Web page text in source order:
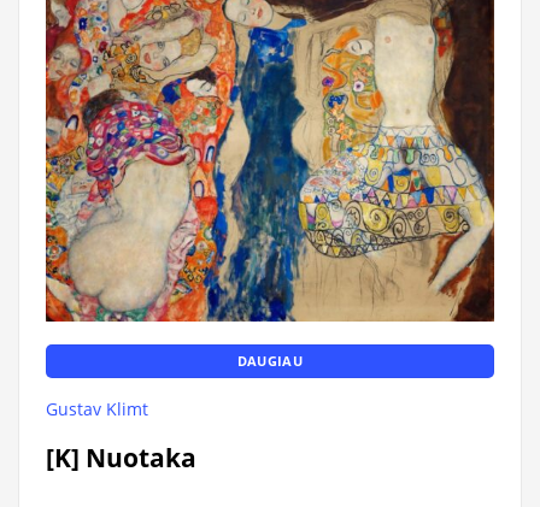
DAUGIAU
Gustav Klimt
[K] Nuotaka